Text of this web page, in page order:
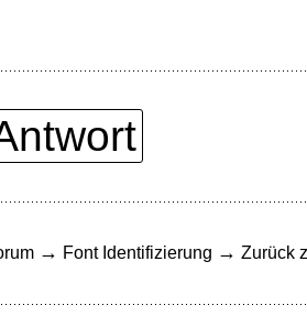
→ Font Identifizierung → Zurück